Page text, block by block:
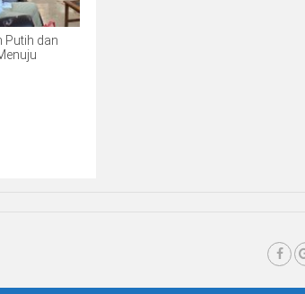
Putih dan